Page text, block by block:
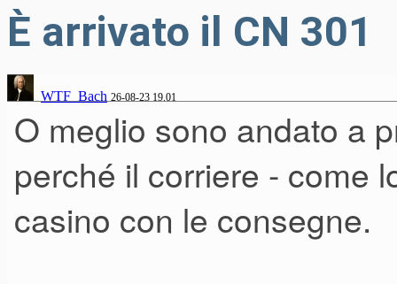
È arrivato il CN 301
WTF_Bach 26-08-23 19.01
O meglio sono andato a
perché il corriere - come
casino con le consegne.